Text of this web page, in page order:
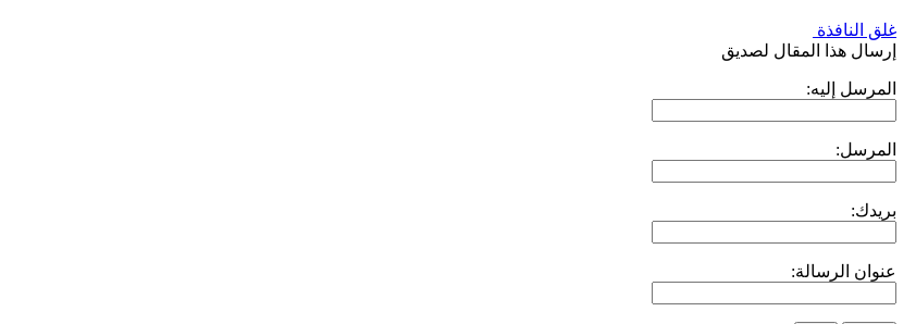
غلق النافذة
إرسال هذا المقال لصديق
المرسل إليه:
المرسل:
بريدك:
عنوان الرسالة: